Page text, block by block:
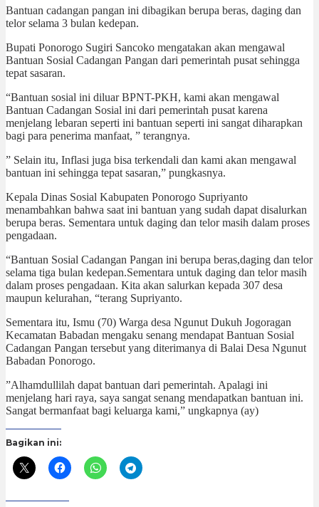
Bantuan cadangan pangan ini dibagikan berupa beras, daging dan
telor selama 3 bulan kedepan.
Bupati Ponorogo Sugiri Sancoko mengatakan akan mengawal
Bantuan Sosial Cadangan Pangan dari pemerintah pusat sehingga
tepat sasaran.
“Bantuan sosial ini diluar BPNT-PKH, kami akan mengawal
Bantuan Cadangan Sosial ini dari pemerintah pusat karena
menjelang lebaran seperti ini bantuan seperti ini sangat diharapkan
bagi para penerima manfaat, ” terangnya.
” Selain itu, Inflasi juga bisa terkendali dan kami akan mengawal
bantuan ini sehingga tepat sasaran,” pungkasnya.
Kepala Dinas Sosial Kabupaten Ponorogo Supriyanto
menambahkan bahwa saat ini bantuan yang sudah dapat disalurkan
berupa beras. Sementara untuk daging dan telor masih dalam proses
pengadaan.
“Bantuan Sosial Cadangan Pangan ini berupa beras,daging dan telor
selama tiga bulan kedepan.Sementara untuk daging dan telor masih
dalam proses pengadaan. Kita akan salurkan kepada 307 desa
maupun kelurahan, “terang Supriyanto.
Sementara itu, Ismu (70) Warga desa Ngunut Dukuh Jogoragan
Kecamatan Babadan mengaku senang mendapat Bantuan Sosial
Cadangan Pangan tersebut yang diterimanya di Balai Desa Ngunut
Babadan Ponorogo.
”Alhamdullilah dapat bantuan dari pemerintah. Apalagi ini
menjelang hari raya, saya sangat senang mendapatkan bantuan ini.
Sangat bermanfaat bagi keluarga kami,” ungkapnya (ay)
Bagikan ini: